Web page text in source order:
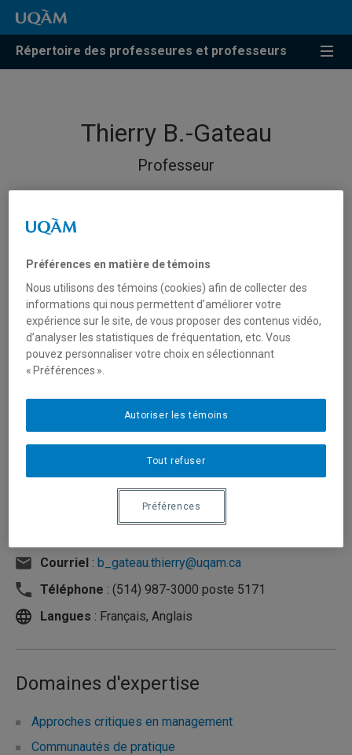
Répertoire des professeures et professeurs
Thierry B.-Gateau
Professeur
Courriel : b_gateau.thierry@uqam.ca
Téléphone : (514) 987-3000 poste 5171
Langues : Français, Anglais
Domaines d'expertise
Approches critiques en management
Communautés de pratique
Préférences en matière de témoins
Nous utilisons des témoins (cookies) afin de collecter des
informations qui nous permettent d’améliorer votre
expérience sur le site, de vous proposer des contenus vidéo,
d’analyser les statistiques de fréquentation, etc. Vous
pouvez personnaliser votre choix en sélectionnant
« Préférences ».
Tout refuser
Autoriser les témoins
Préférences